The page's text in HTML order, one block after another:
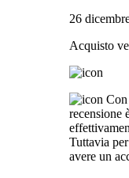
26
Acquisto
recensione
Tuttavia
avere un